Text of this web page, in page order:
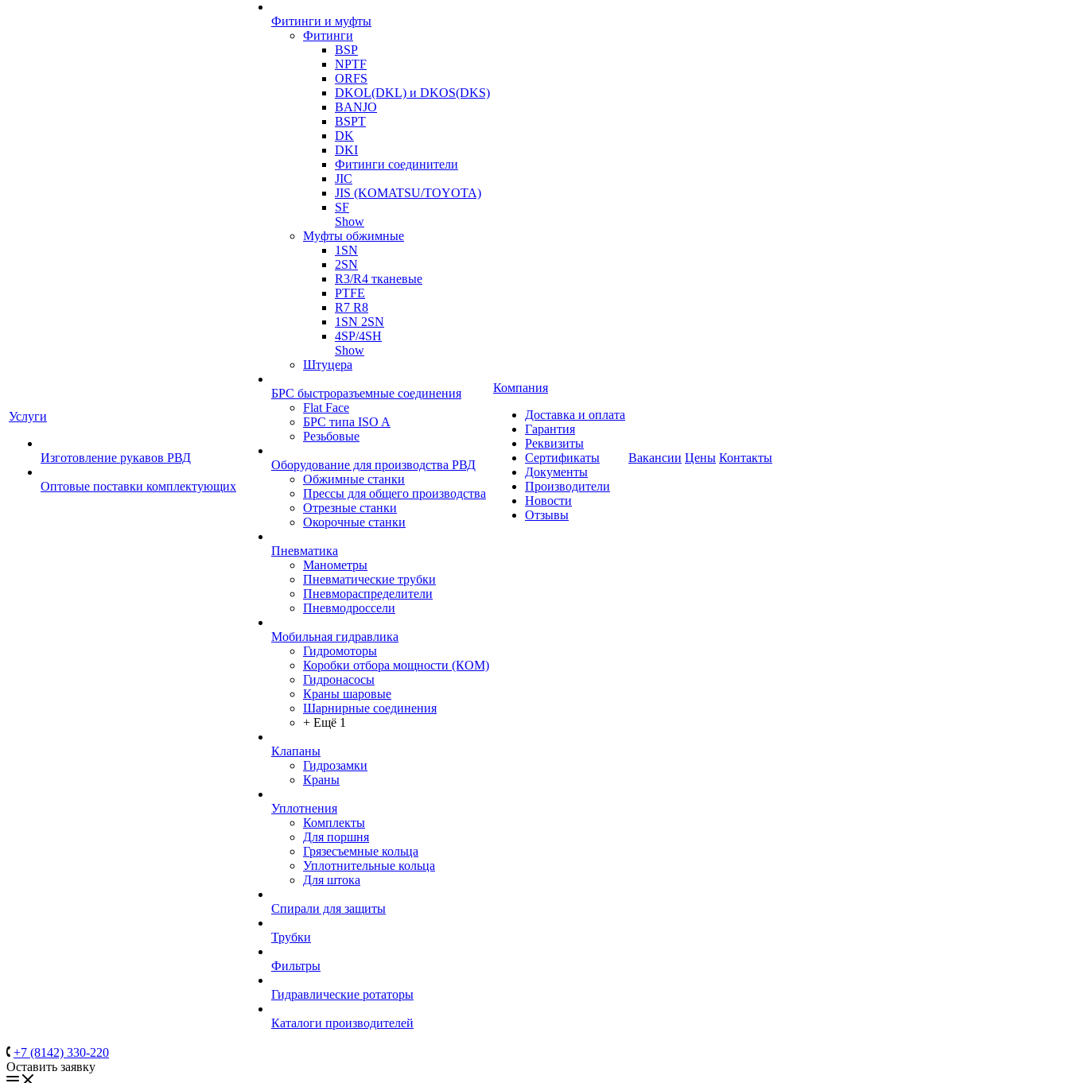
Услуги
Изготовление рукавов РВД
Оптовые поставки комплектующих
Фитинги и муфты
Фитинги
BSP
NPTF
ORFS
DKOL(DKL) и DKOS(DKS)
BANJO
BSPT
DK
DKI
Фитинги соединители
JIC
JIS (KOMATSU/TOYOTA)
SF
Show
Муфты обжимные
1SN
2SN
R3/R4 тканевые
PTFE
R7 R8
1SN 2SN
4SP/4SH
Show
Штуцера
БРС быстроразъемные соединения
Flat Face
БРС типа ISO A
Резьбовые
Оборудование для производства РВД
Обжимные станки
Прессы для общего производства
Отрезные станки
Окорочные станки
Пневматика
Манометры
Пневматические трубки
Пневмораспределители
Пневмодроссели
Мобильная гидравлика
Гидромоторы
Коробки отбора мощности (КОМ)
Гидронасосы
Краны шаровые
Шарнирные соединения
+ Ещё 1
Клапаны
Гидрозамки
Краны
Уплотнения
Комплекты
Для поршня
Грязесъемные кольца
Уплотнительные кольца
Для штока
Спирали для защиты
Трубки
Фильтры
Гидравлические ротаторы
Каталоги производителей
Компания
Доставка и оплата
Гарантия
Реквизиты
Сертификаты
Документы
Производители
Новости
Отзывы
Вакансии Цены Контакты
+7 (8142) 330-220
Оставить заявку